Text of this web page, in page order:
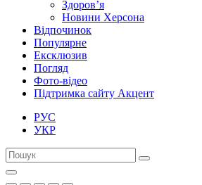
Здоров’я
Новини Херсона
Відпочинок
Популярне
Ексклюзив
Погляд
Фото-відео
Підтримка сайту Акцент
РУС
УКР